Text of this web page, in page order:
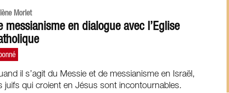
Morlet
messianisme en dialogue avec l’Eglise
il s’agit du Messie et de messianisme en Israël,
juifs qui croient en Jésus sont incontournables.